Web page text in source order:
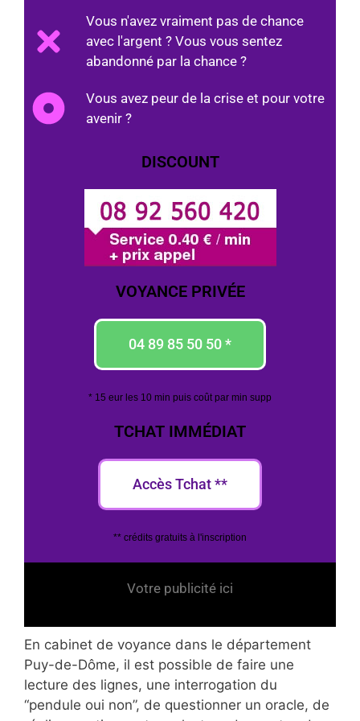
Vous n'avez vraiment pas de chance
avec l'argent ? Vous vous sentez
abandonné par la chance ?
Vous avez peur de la crise et pour votre
avenir ?
DISCOUNT
VOYANCE PRIVÉE
04 89 85 50 50 *
* 15 eur les 10 min puis coût par min supp
TCHAT IMMÉDIAT
Accès Tchat **
** crédits gratuits à l'inscription
Votre publicité ici
En cabinet de voyance dans le département
Puy-de-Dôme, il est possible de faire une
lecture des lignes, une interrogation du
“pendule oui non”, de questionner un oracle, de